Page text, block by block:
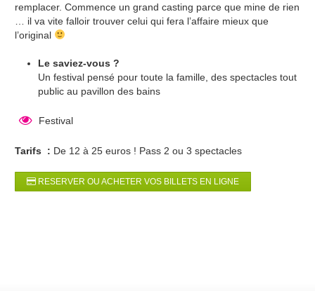
remplacer. Commence un grand casting parce que mine de rien
… il va vite falloir trouver celui qui fera l’affaire mieux que
l’original
Le saviez-vous ?
Un festival pensé pour toute la famille, des spectacles tout
public au pavillon des bains
Festival
Tarifs : De 12 à 25 euros ! Pass 2 ou 3 spectacles
RESERVER OU ACHETER VOS BILLETS EN LIGNE